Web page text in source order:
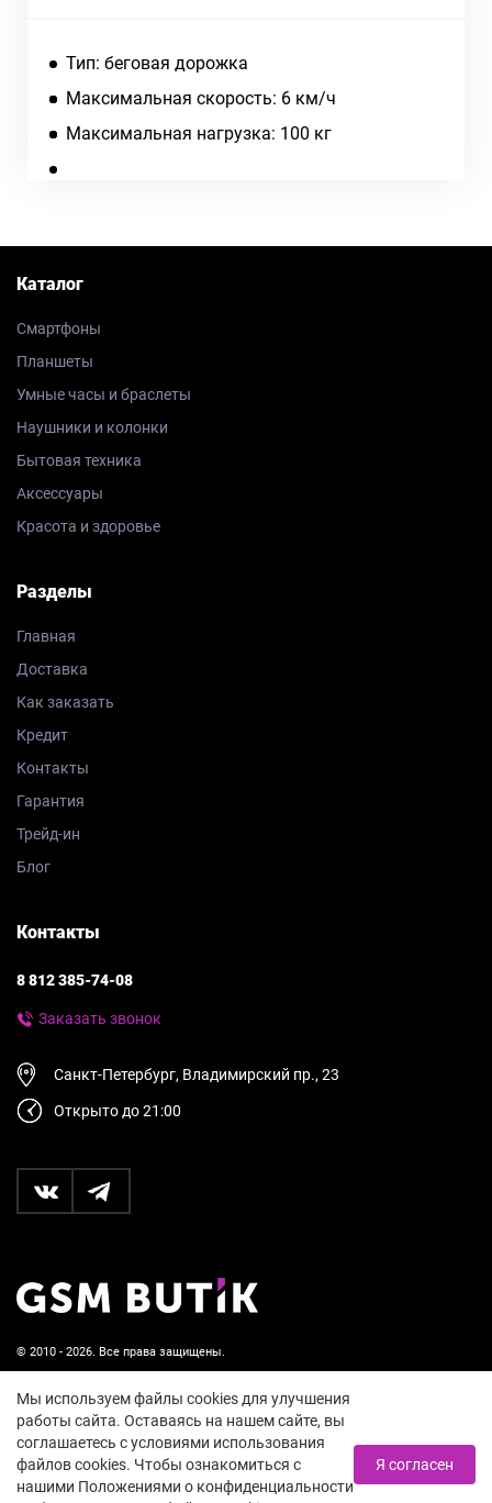
Тип: беговая дорожка
Максимальная скорость: 6 км/ч
Максимальная нагрузка: 100 кг
© 2010 - 2026. Все права защищены.
Пользовательское соглашение и политика
конфиденциальности
18+
Каталог
Смартфоны
Планшеты
Умные часы и браслеты
Наушники и колонки
Бытовая техника
Аксессуары
Красота и здоровье
Разделы
Главная
Доставка
Как заказать
Кредит
Контакты
Гарантия
Трейд-ин
Блог
Контакты
8 812 385-74-08
Заказать звонок
Санкт-Петербург, Владимирский пр., 23
Открыто до 21:00
Мы используем файлы cookies для улучшения
работы сайта. Оставаясь на нашем сайте, вы
соглашаетесь с условиями использования
файлов cookies. Чтобы ознакомиться с
нашими Положениями о конфиденциальности
Я согласен